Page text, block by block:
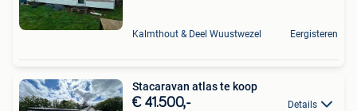
Kalmthout & Deel Wuustwezel Eergisteren
Stacaravan atlas te koop
€ 41.500,- Details